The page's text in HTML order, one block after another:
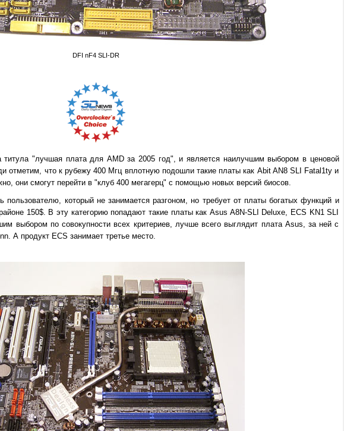
DFI nF4 SLI-DR
титула "лучшая плата для AMD за 2005 год", и является наилучшим выбором в ценовой
отметим, что к рубежу 400 Мгц вплотную подошли такие платы как Abit AN8 SLI Fatal1ty и
они смогут перейти в "клуб 400 мегагерц" с помощью новых версий биосов.
пользователю, который не занимается разгоном, но требует от платы богатых функций и
150$. В эту категорию попадают такие платы как Asus A8N-SLI Deluxe, ECS KN1 SLI
выбором по совокупности всех критериев, лучше всего выглядит плата Asus, за ней с
А продукт ECS занимает третье место.